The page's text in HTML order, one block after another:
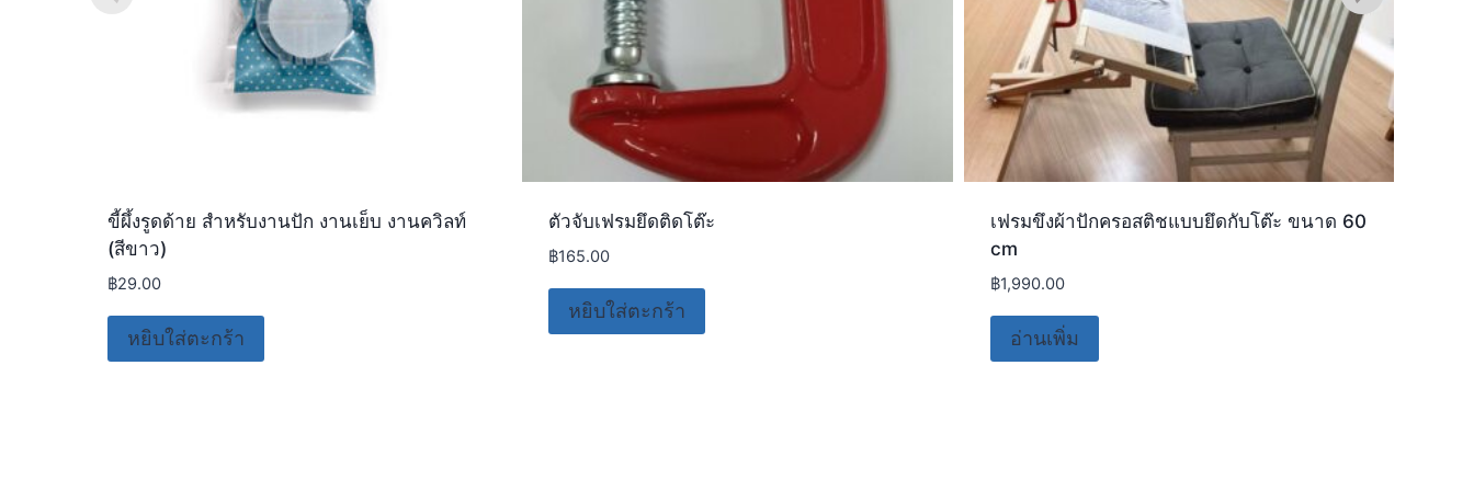
ขี้ผึ้งรูดด้าย สำหรับงานปัก งานเย็บ งานควิลท์
(สีขาว)
฿29.00
หยิบใส่ตะกร้า
ตัวจับเฟรมยึดติดโต๊ะ
฿165.00
หยิบใส่ตะกร้า
เฟรมขึงผ้าปักครอสติชแบบยึดกับโต๊ะ ขนาด 60
cm
฿1,990.00
อ่านเพิ่ม